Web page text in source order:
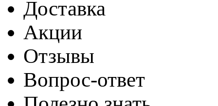
Доставка
Акции
Отзывы
Вопрос-ответ